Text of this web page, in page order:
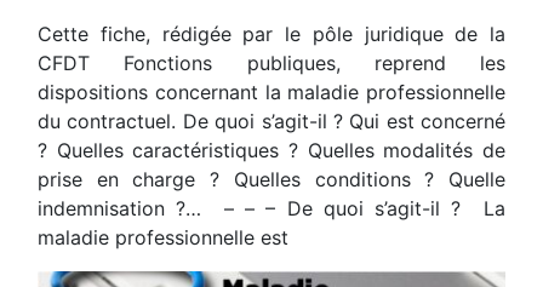
Cette fiche, rédigée par le pôle juridique de la
CFDT Fonctions publiques, reprend les
dispositions concernant la maladie professionnelle
du contractuel. De quoi s’agit-il ? Qui est concerné
? Quelles caractéristiques ? Quelles modalités de
prise en charge ? Quelles conditions ? Quelle
indemnisation ?… – – – De quoi s’agit-il ? La
maladie professionnelle est